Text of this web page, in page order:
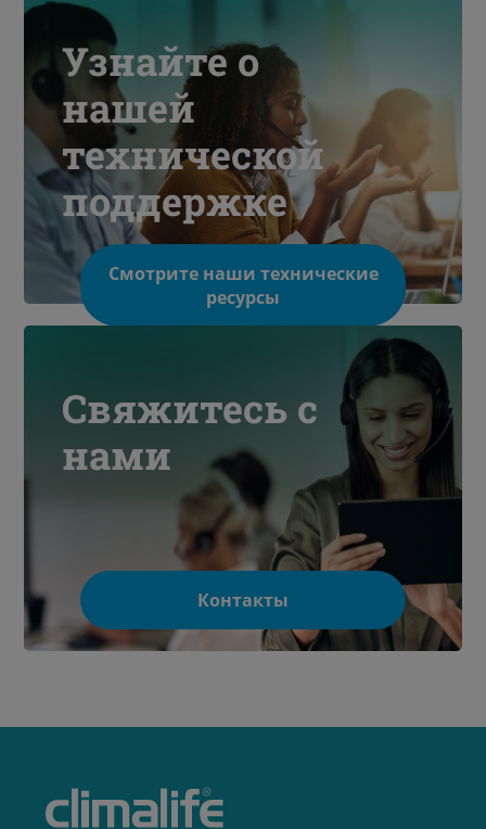
Узнайте о
нашей
технической
поддержке
Смотрите наши технические
ресурсы
Свяжитесь с
нами
Контакты